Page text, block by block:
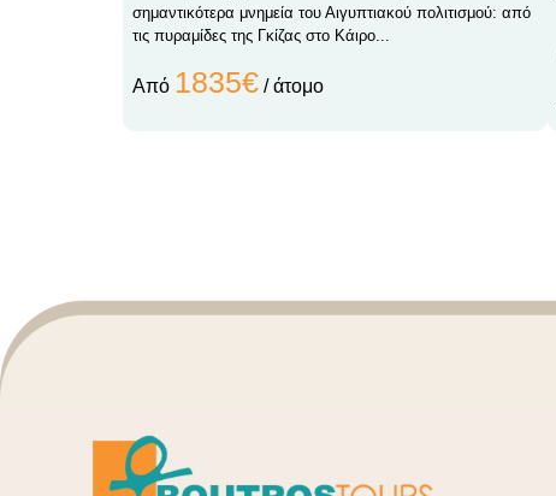
σημαντικότερα μνημεία του Αιγυπτιακού πολιτισμού: από
τις πυραμίδες της Γκίζας στο Κάιρο...
Από 1835€ / άτομο